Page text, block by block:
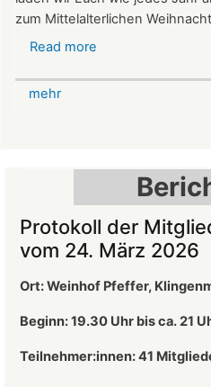
zum Mittelalterlichen
Read more
Landeck
mehr
Protokoll der
vom 24. März 2026
Ort: Weinhof Pfeffer,
Beginn: 19.30 Uhr bis ca. 21
Teilnehmer:innen: 41